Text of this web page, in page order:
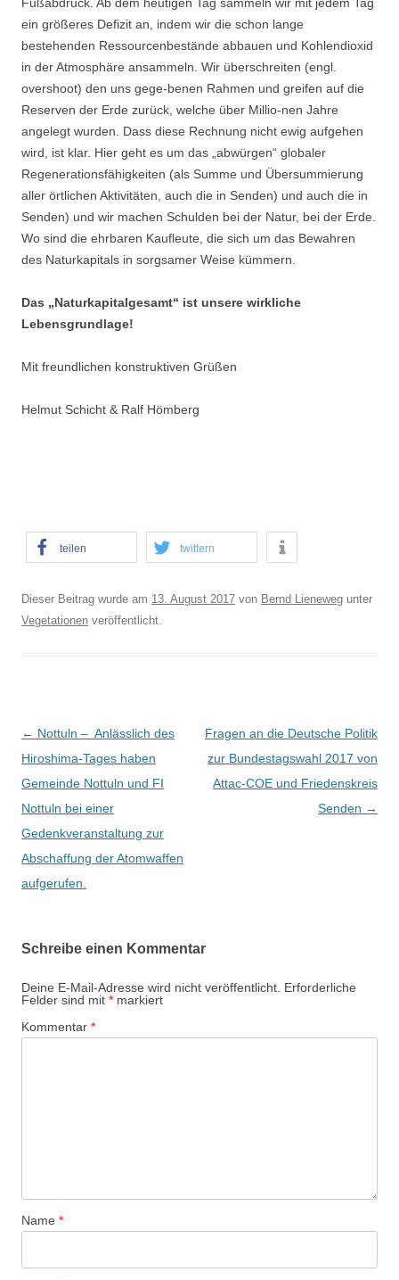
ein größeres Defizit an, indem wir die schon lange
bestehenden Ressourcenbestände abbauen und Kohlendioxid
in der Atmosphäre ansammeln. Wir überschreiten (engl.
overshoot) den uns gege-benen Rahmen und greifen auf die
Reserven der Erde zurück, welche über Millio-nen Jahre
angelegt wurden. Dass diese Rechnung nicht ewig aufgehen
wird, ist klar. Hier geht es um das „abwürgen“ globaler
Regenerationsfähigkeiten (als Summe und Übersummierung
aller örtlichen Aktivitäten, auch die in Senden) und auch die in
Senden) und wir machen Schulden bei der Natur, bei der Erde.
Wo sind die ehrbaren Kaufleute, die sich um das Bewahren
des Naturkapitals in sorgsamer Weise kümmern.
Das „Naturkapitalgesamt“ ist unsere wirkliche
Lebensgrundlage!
Mit freundlichen konstruktiven Grüßen
Helmut Schicht & Ralf Hömberg
teilen twittern
Dieser Beitrag wurde am 13. August 2017 von Bernd Lieneweg unter
Vegetationen veröffentlicht.
B
e
i
t
r
a
g
N
a
v
i
← Nottuln – Anlässlich des
Hiroshima-Tages haben
Gemeinde Nottuln und FI
Nottuln bei einer
Gedenkveranstaltung zur
Abschaffung der Atomwaffen
aufgerufen.
Fragen an die Deutsche Politik
zur Bundestagswahl 2017 von
Attac-COE und Friedenskreis
Senden →
Schreibe einen Kommentar
Deine E-Mail-Adresse wird nicht veröffentlicht. Erforderliche
Felder sind mit * markiert
Kommentar *
Name *